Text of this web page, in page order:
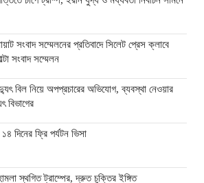
সংবাদ সম্মেলনের প্রতিবাদে সিলেট প্রেস ক্লাবে
সংবাদ সম্মেলন
বিল নিয়ে অপপ্রচারের অভিযোগ, ব্যবস্থা নেওয়ার
বিভাগের
দিনের ফ্রি পর্যটন ভিসা
স্থগিত ট্রাম্পের, দ্রুত চুক্তির ইঙ্গিত